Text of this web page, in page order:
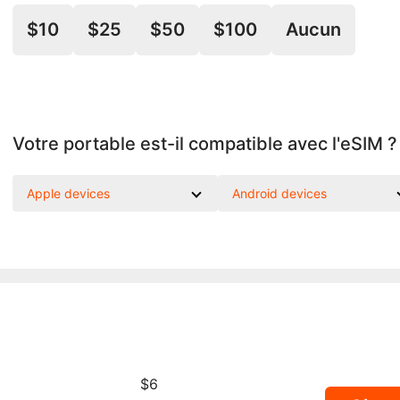
$10 $25 $50 $100 Aucun
Votre portable est-il compatible avec l'eSIM ?
Apple devices Android devices
$6